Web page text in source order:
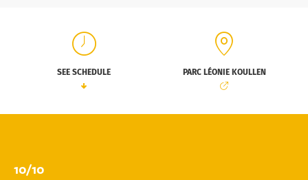
SEE SCHEDULE PARC LÉONIE KOULLEN
10/10